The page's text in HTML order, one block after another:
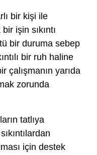
bir kişi ile
işin sıkıntı
bir duruma sebep
bir ruh haline
çalışmanın yarıda
zorunda
tatlıya
için destek